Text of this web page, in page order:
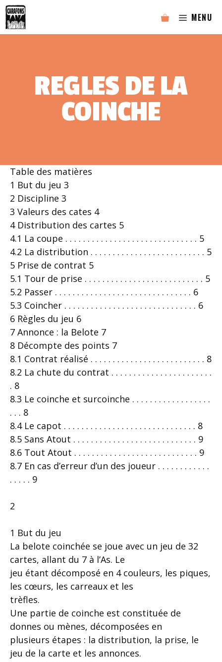
Aller
au
contenu
MENU
REGLES DE LA
COINCHE
Table des matières
1 But du jeu 3
2 Discipline 3
3 Valeurs des cates 4
4 Distribution des cartes 5
4.1 La coupe . . . . . . . . . . . . . . . . . . . . . . . . . . . . . . 5
4.2 La distribution . . . . . . . . . . . . . . . . . . . . . . . . . . 5
5 Prise de contrat 5
5.1 Tour de prise . . . . . . . . . . . . . . . . . . . . . . . . . . . 5
5.2 Passer . . . . . . . . . . . . . . . . . . . . . . . . . . . . . . . 6
5.3 Coincher . . . . . . . . . . . . . . . . . . . . . . . . . . . . . . 6
6 Règles du jeu 6
7 Annonce : la Belote 7
8 Décompte des points 7
8.1 Contrat réalisé . . . . . . . . . . . . . . . . . . . . . . . . . . 8
8.2 La chute du contrat . . . . . . . . . . . . . . . . . . . . . . .
. 8
8.3 Le coinche et surcoinche . . . . . . . . . . . . . . . . . .
. . . 8
8.4 Le capot . . . . . . . . . . . . . . . . . . . . . . . . . . . . . . 8
8.5 Sans Atout . . . . . . . . . . . . . . . . . . . . . . . . . . . . 9
8.6 Tout Atout . . . . . . . . . . . . . . . . . . . . . . . . . . . . 9
8.7 En cas d’erreur d’un des joueur . . . . . . . . . . . .
. . . . . 9
2
1 But du jeu
La belote coinchée se joue avec un jeu de 32
cartes, allant du 7 à l’As. Le
jeu étant décomposé en 4 couleurs, les piques,
les cœurs, les carreaux et les
trèfles.
Une partie de coinche est constituée de
donnes ou mènes, décomposées en
plusieurs étapes : la distribution, la prise, le
jeu de la carte et les annonces.